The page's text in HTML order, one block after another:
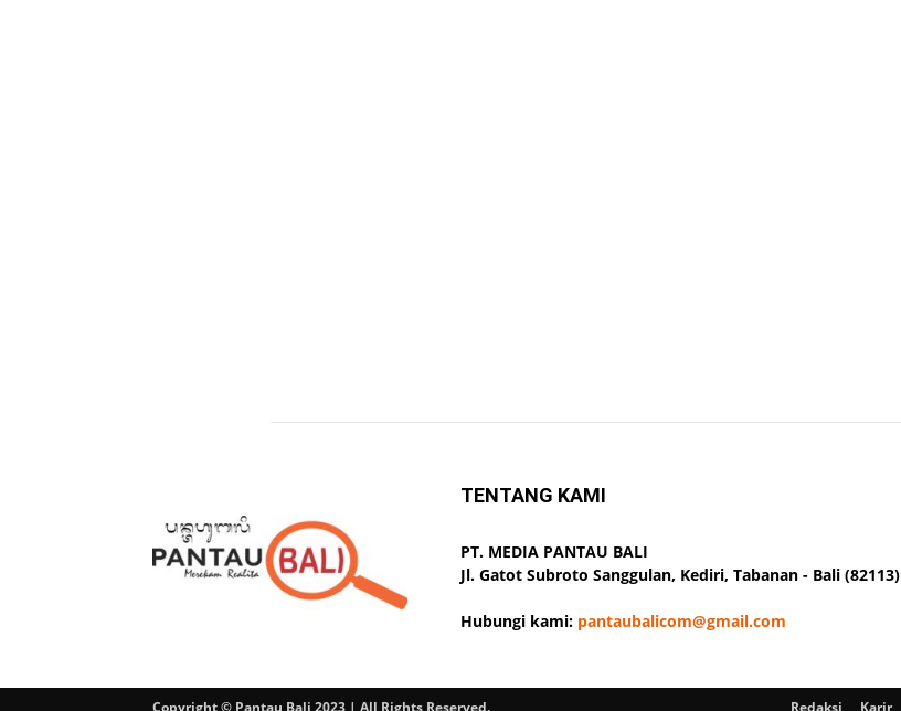
TENTANG KAMI
PT. MEDIA PANTAU BALI
Jl. Gatot Subroto Sanggulan, Kediri, Tabanan - Bali (82113)
Hubungi kami: pantaubalicom@gmail.com